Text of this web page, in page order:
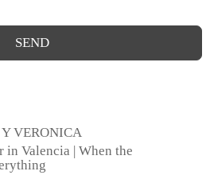
Y VERONICA
in Valencia | When the